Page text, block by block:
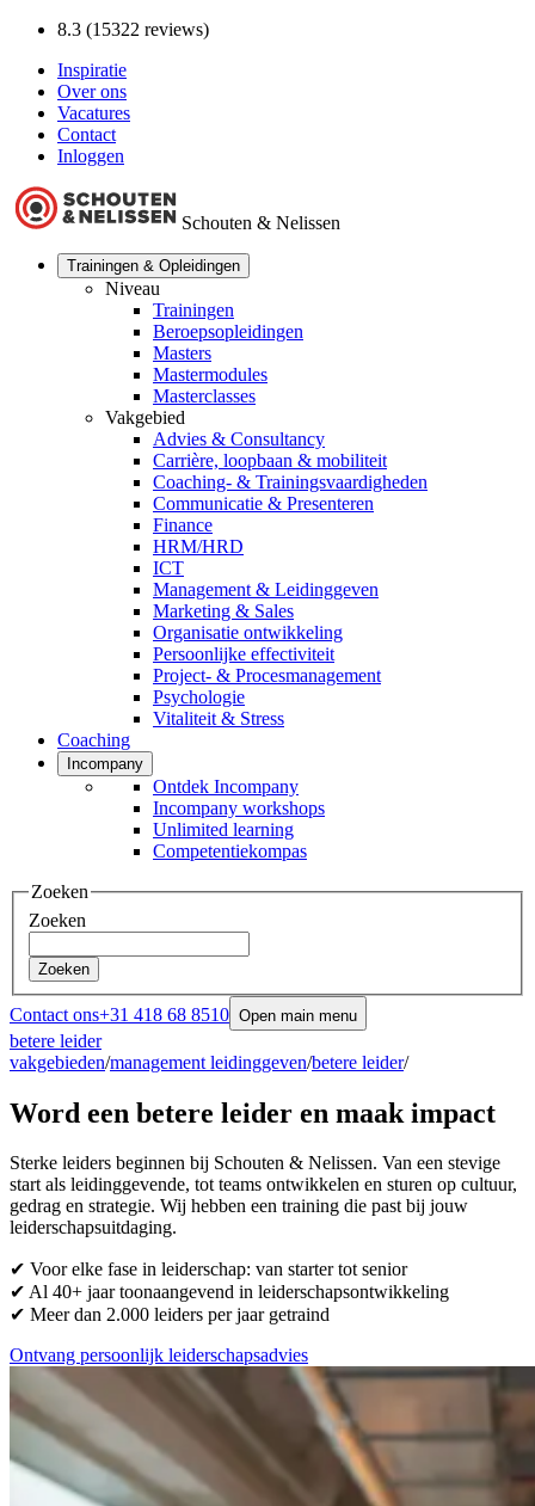
8.3 (15322 reviews)
Inspiratie
Over ons
Vacatures
Contact
Inloggen
Schouten & Nelissen
Trainingen & Opleidingen
Niveau
Trainingen
Beroepsopleidingen
Masters
Mastermodules
Masterclasses
Vakgebied
Advies & Consultancy
Carrière, loopbaan & mobiliteit
Coaching- & Trainingsvaardigheden
Communicatie & Presenteren
Finance
HRM/HRD
ICT
Management & Leidinggeven
Marketing & Sales
Organisatie ontwikkeling
Persoonlijke effectiviteit
Project- & Procesmanagement
Psychologie
Vitaliteit & Stress
Coaching
Incompany
Ontdek Incompany
Incompany workshops
Unlimited learning
Competentiekompas
Zoeken
Zoeken
Zoeken
Contact ons+31 418 68 8510 Open main menu
betere leider
vakgebieden/management leidinggeven/betere leider/
Word een betere leider en maak impact
Sterke leiders beginnen bij Schouten & Nelissen. Van een stevige
start als leidinggevende, tot teams ontwikkelen en sturen op cultuur,
gedrag en strategie. Wij hebben een training die past bij jouw
leiderschapsuitdaging.
✔ Voor elke fase in leiderschap: van starter tot senior
✔ Al 40+ jaar toonaangevend in leiderschapsontwikkeling
✔ Meer dan 2.000 leiders per jaar getraind
Ontvang persoonlijk leiderschapsadvies